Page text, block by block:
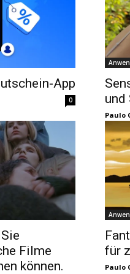
App
0
und
Paulo
Filme
können.
für
Paulo